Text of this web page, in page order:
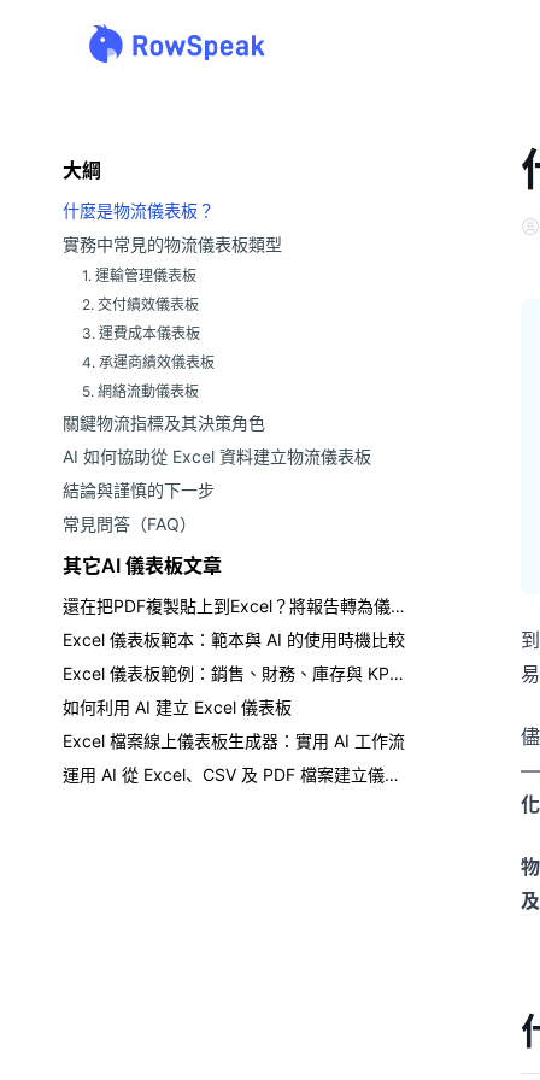
大綱
什麼是物流儀表板？
實務中常見的物流儀表板類型
1. 運輸管理儀表板
2. 交付績效儀表板
3. 運費成本儀表板
4. 承運商績效儀表板
5. 網絡流動儀表板
關鍵物流指標及其決策角色
AI 如何協助從 Excel 資料建立物流儀表板
結論與謹慎的下一步
常見問答（FAQ）
其它AI 儀表板文章
還在把PDF複製貼上到Excel？將報告轉為儀表板
Excel 儀表板範本：範本與 AI 的使用時機比較
Excel 儀表板範例：銷售、財務、庫存與 KPI 報表
如何利用 AI 建立 Excel 儀表板
Excel 檔案線上儀表板生成器：實用 AI 工作流
運用 AI 從 Excel、CSV 及 PDF 檔案建立儀表板